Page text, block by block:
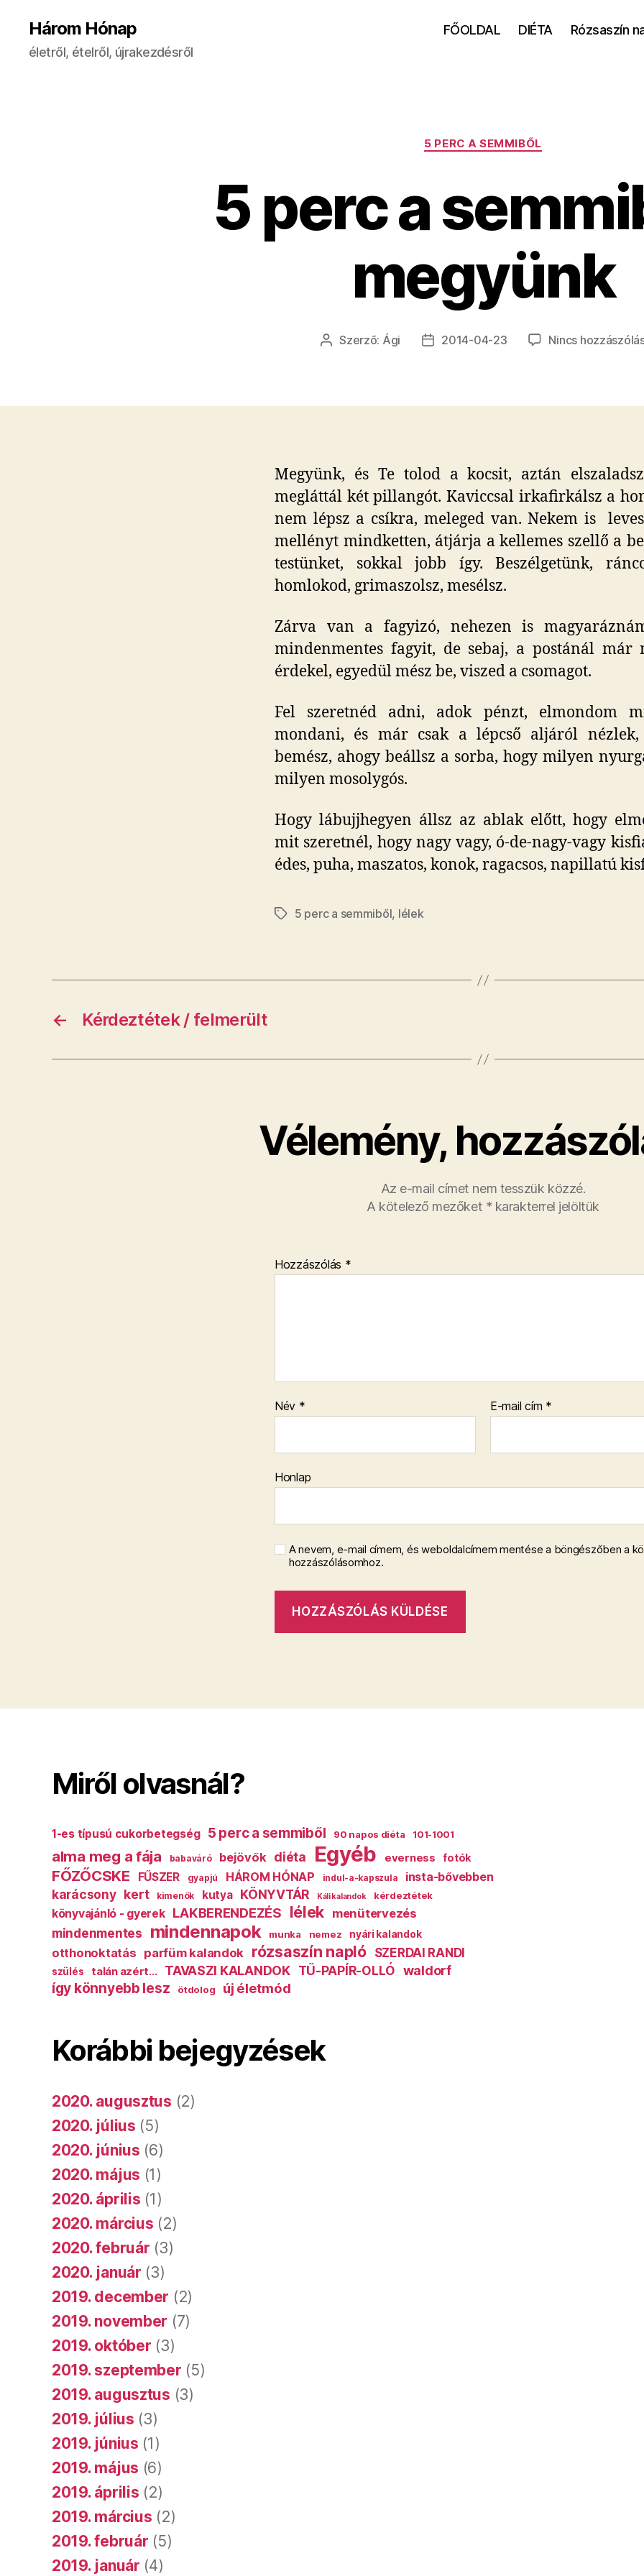
Három Hónap
életről, ételről, újrakezdésről
FŐOLDAL DIÉTA Rózsaszín
Kategóriák
5 PERC A SEMMIBŐL
5 perc a
megyünk
Bejegyzés
Szerző: Ági
Bejegyzés
2014-04-23 Nincs
Megyünk, és Te tolod a kocsit, aztán
megláttál két pillangót. Kaviccsal irkafirkálsz a
nem lépsz a csíkra, meleged van. Nekem is
mellényt mindketten, átjárja a kellemes szellő a
testünket, sokkal jobb így. Beszélgetünk,
homlokod, grimaszolsz, mesélsz.
Zárva van a fagyizó, nehezen is
mindenmentes fagyit, de sebaj, a postánál már
érdekel, egyedül mész be, viszed a csomagot.
Fel szeretnéd adni, adok pénzt, elmondom
mondani, és már csak a lépcső aljáról nézlek,
bemész, ahogy beállsz a sorba, hogy milyen
milyen mosolygós.
Hogy lábujjhegyen állsz az ablak előtt, hogy
mit szeretnél, hogy nagy vagy, ó-de-nagy-vagy
édes, puha, maszatos, konok, ragacsos, napillatú
Címkék5 perc a semmiből, lélek
← Kérdeztétek / felmerült
Vélemény,
Az e-mail címet nem tesszük közzé.
A kötelező mezőket * karakterrel jelöltük
Hozzászólás *
Név * E-mail cím *
Honlap
A nevem, e-mail címem, és weboldalcímem mentése a böngészőben a
hozzászólásomhoz.
Miről olvasnál?
1-es típusú cukorbetegség 5 perc a semmiből 90 napos diéta 101-1001
alma meg a fája babaváró bejövők diéta Egyéb everness fotók
FŐZŐCSKE FŰSZER gyapjú HÁROM HÓNAP indul-a-kapszula insta-bővebben
karácsony kert kimenők kutya KÖNYVTÁR Káli kalandok kérdeztétek
könyvajánló - gyerek LAKBERENDEZÉS lélek menütervezés
mindenmentes mindennapok munka nemez nyári kalandok
otthonoktatás parfüm kalandok rózsaszín napló SZERDAI RANDI
szülés talán azért... TAVASZI KALANDOK TŰ-PAPÍR-OLLÓ waldorf
így könnyebb lesz ötdolog új életmód
Korábbi bejegyzések
2020. augusztus (2)
2020. július (5)
2020. június (6)
2020. május (1)
2020. április (1)
2020. március (2)
2020. február (3)
2020. január (3)
2019. december (2)
2019. november (7)
2019. október (3)
2019. szeptember (5)
2019. augusztus (3)
2019. július (3)
2019. június (1)
2019. május (6)
2019. április (2)
2019. március (2)
2019. február (5)
2019. január (4)